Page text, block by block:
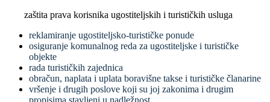
zaštita prava korisnika ugostiteljskih i turističkih usluga
reklamiranje ugostiteljsko-turističke ponude
osiguranje komunalnog reda za ugostiteljske i turističke
objekte
rada turističkih zajednica
obračun, naplata i uplata boravišne takse i turističke članarine
vršenje i drugih poslove koji su joj zakonima i drugim
propisima stavljeni u nadležnost